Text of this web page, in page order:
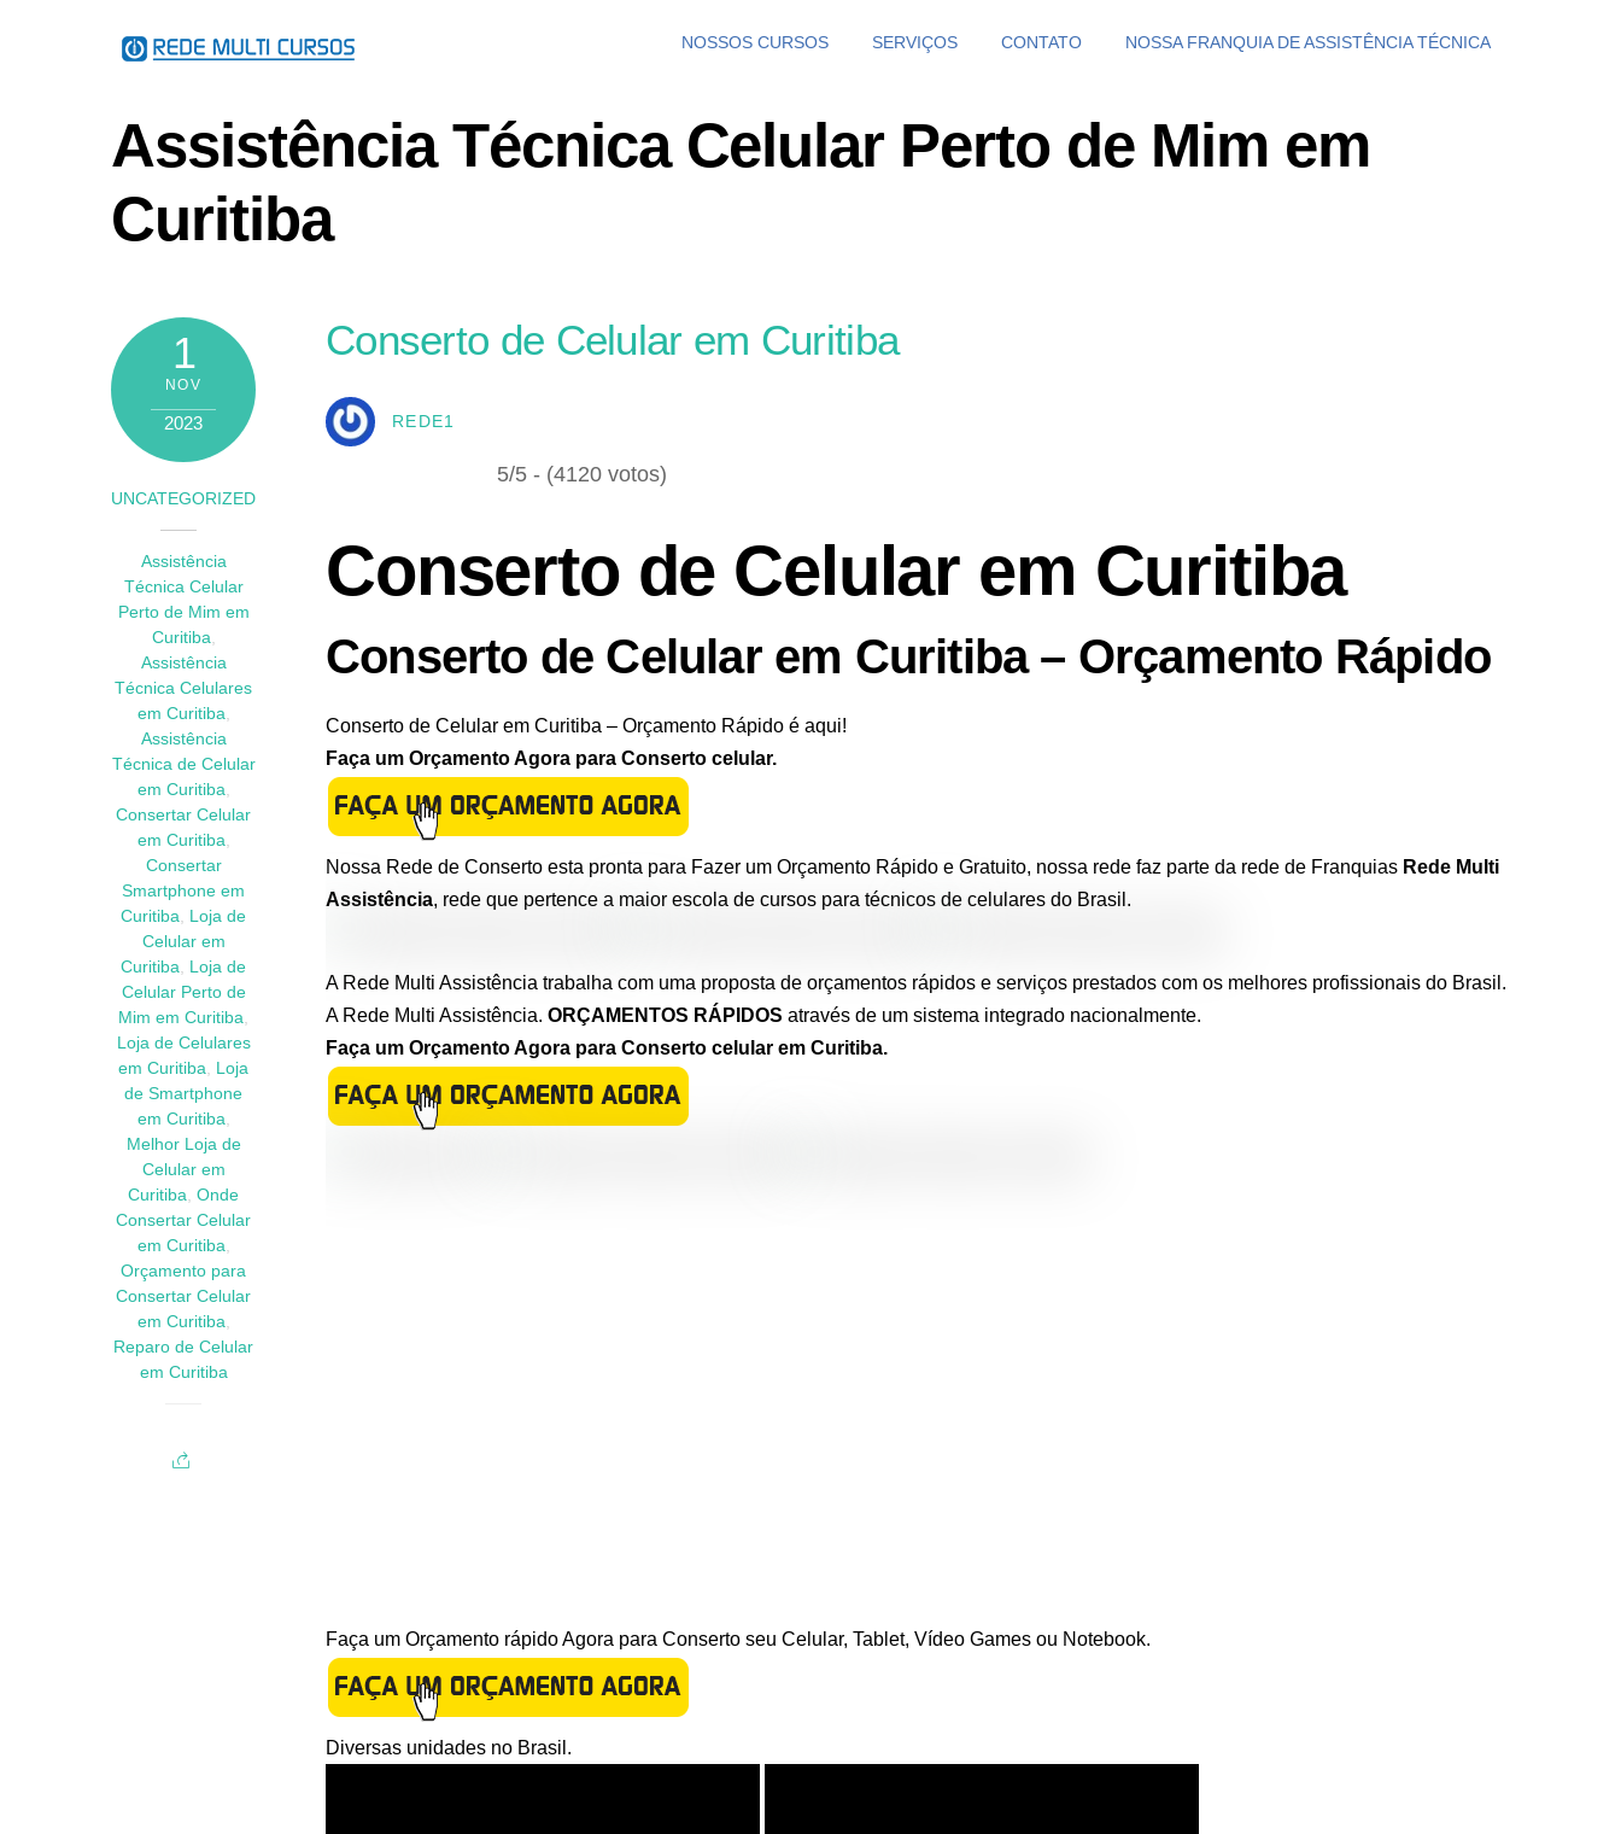
NOSSOS CURSOS SERVIÇOS CONTATO NOSSA FRANQUIA DE ASSISTÊNCIA TÉCNICA
Assistência Técnica Celular Perto de Mim em
Curitiba
1
NOV
2023
UNCATEGORIZED
Assistência
Técnica Celular
Perto de Mim em
Curitiba,
Assistência
Técnica Celulares
em Curitiba,
Assistência
Técnica de Celular
em Curitiba,
Consertar Celular
em Curitiba,
Consertar
Smartphone em
Curitiba, Loja de
Celular em
Curitiba, Loja de
Celular Perto de
Mim em Curitiba,
Loja de Celulares
em Curitiba, Loja
de Smartphone
em Curitiba,
Melhor Loja de
Celular em
Curitiba, Onde
Consertar Celular
em Curitiba,
Orçamento para
Consertar Celular
em Curitiba,
Reparo de Celular
em Curitiba
Conserto de Celular em Curitiba
REDE1
5/5 - (4120 votos)
Conserto de Celular em Curitiba
Conserto de Celular em Curitiba – Orçamento Rápido
Conserto de Celular em Curitiba – Orçamento Rápido é aqui!
Faça um Orçamento Agora para Conserto celular.
Nossa Rede de Conserto esta pronta para Fazer um Orçamento Rápido e Gratuito, nossa rede faz parte da rede de Franquias Rede Multi
Assistência, rede que pertence a maior escola de cursos para técnicos de celulares do Brasil.
A Rede Multi Assistência trabalha com uma proposta de orçamentos rápidos e serviços prestados com os melhores profissionais do Brasil.
A Rede Multi Assistência. ORÇAMENTOS RÁPIDOS através de um sistema integrado nacionalmente.
Faça um Orçamento Agora para Conserto celular em Curitiba.
Faça um Orçamento rápido Agora para Conserto seu Celular, Tablet, Vídeo Games ou Notebook.
Diversas unidades no Brasil.